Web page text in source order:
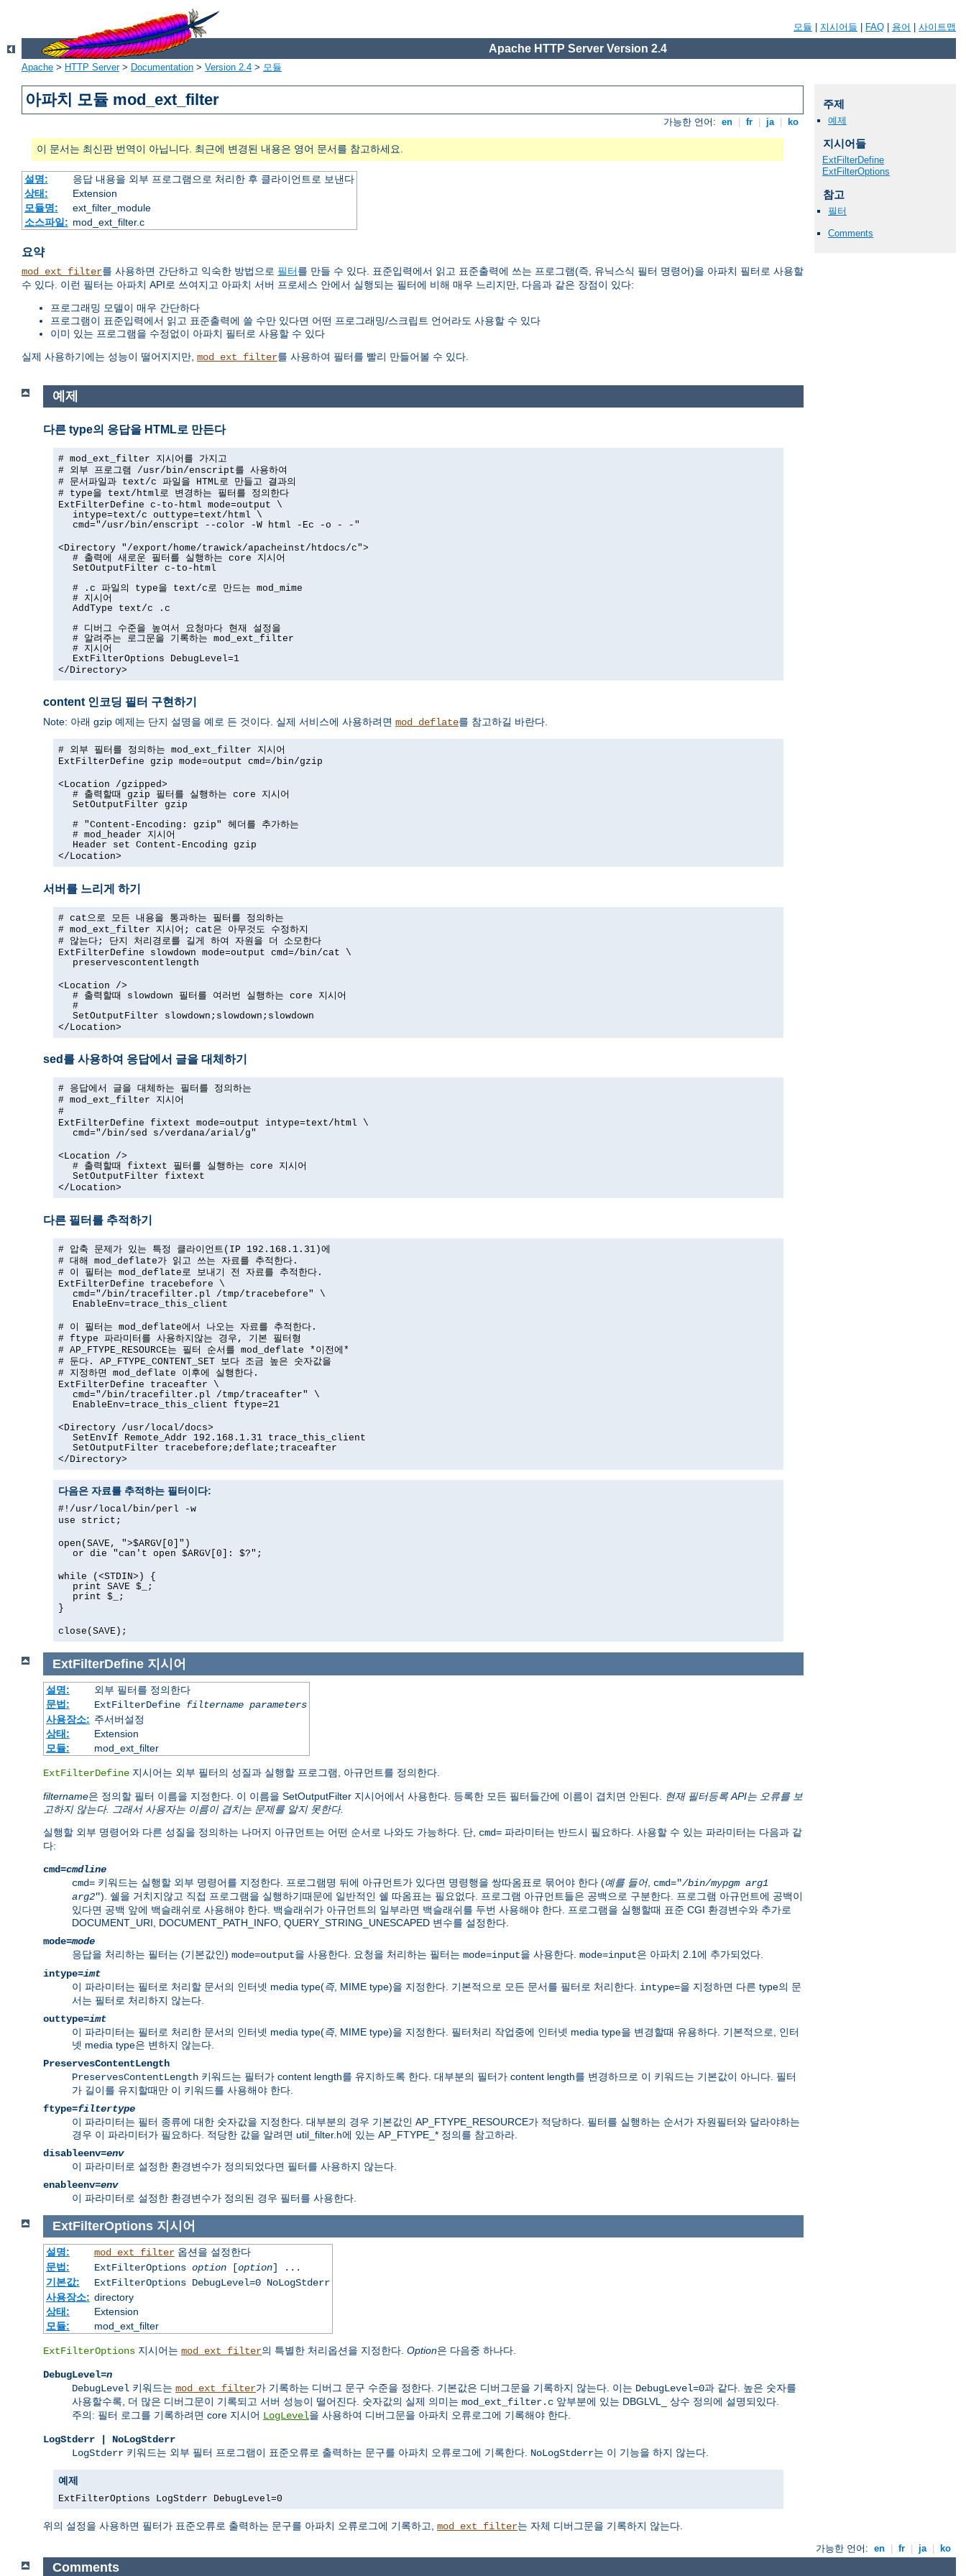
모듈 지시어들 FAQ 용어 사이트맵
Apache HTTP Server Version 2.4
Apache > HTTP Server> Documentation > Version 2.4 > 모듈
아파치 모듈 mod_ext_filter
가능한 언어: en fr ja ko
이 문서는 최신판 번역이 아닙니다. 최근에 변경된 내용은 영어 문서를 참고하세요.
설명:
응답 내용을 외부 프로그램으로 처리한 후 클라이언트로 보낸다
상태:
Extension
모듈명:
ext_filter_module
소스파일: mod_ext_filter.c
요약
mod_ext_filter를 사용하면 간단하고 익숙한 방법으로 필터를 만들 수 있다. 표준입력에서 읽고 표준출력에 쓰는 프로그램(즉, 유닉스식 필터 명령어)을 아파치 필터로 사용할
수 있다. 이런 필터는 아파치 API로 쓰여지고 아파치 서버 프로세스 안에서 실행되는 필터에 비해 매우 느리지만, 다음과 같은 장점이 있다:
프로그래밍 모델이 매우 간단하다
프로그램이 표준입력에서 읽고 표준출력에 쓸 수만 있다면 어떤 프로그래밍/스크립트 언어라도 사용할 수 있다
이미 있는 프로그램을 수정없이 아파치 필터로 사용할 수 있다
실제 사용하기에는 성능이 떨어지지만, mod_ext_filter를 사용하여 필터를 빨리 만들어볼 수 있다.
주제
예제
지시어들
ExtFilterDefine
ExtFilterOptions
참고
필터
Comments
예제
다른 type의 응답을 HTML로 만든다
# mod_ext_filter 지시어를 가지고
# 외부 프로그램 /usr/bin/enscript를 사용하여
# 문서파일과 text/c 파일을 HTML로 만들고 결과의
# type을 text/html로 변경하는 필터를 정의한다
ExtFilterDefine c-to-html mode=output \
intype=text/c outtype=text/html \
cmd="/usr/bin/enscript --color -W html -Ec -o - -"
<Directory "/export/home/trawick/apacheinst/htdocs/c">
# 출력에 새로운 필터를 실행하는 core 지시어
SetOutputFilter c-to-html
# .c 파일의 type을 text/c로 만드는 mod_mime
# 지시어
AddType text/c .c
# 디버그 수준을 높여서 요청마다 현재 설정을
# 알려주는 로그문을 기록하는 mod_ext_filter
# 지시어
ExtFilterOptions DebugLevel=1
</Directory>
content 인코딩 필터 구현하기
Note: 아래 gzip 예제는 단지 설명을 예로 든 것이다. 실제 서비스에 사용하려면 mod_deflate를 참고하길 바란다.
# 외부 필터를 정의하는 mod_ext_filter 지시어
ExtFilterDefine gzip mode=output cmd=/bin/gzip
<Location /gzipped>
# 출력할때 gzip 필터를 실행하는 core 지시어
SetOutputFilter gzip
# "Content-Encoding: gzip" 헤더를 추가하는
# mod_header 지시어
Header set Content-Encoding gzip
</Location>
서버를 느리게 하기
# cat으로 모든 내용을 통과하는 필터를 정의하는
# mod_ext_filter 지시어; cat은 아무것도 수정하지
# 않는다; 단지 처리경로를 길게 하여 자원을 더 소모한다
ExtFilterDefine slowdown mode=output cmd=/bin/cat \
preservescontentlength
<Location />
# 출력할때 slowdown 필터를 여러번 실행하는 core 지시어
#
SetOutputFilter slowdown;slowdown;slowdown
</Location>
sed를 사용하여 응답에서 글을 대체하기
# 응답에서 글을 대체하는 필터를 정의하는
# mod_ext_filter 지시어
#
ExtFilterDefine fixtext mode=output intype=text/html \
cmd="/bin/sed s/verdana/arial/g"
<Location />
# 출력할때 fixtext 필터를 실행하는 core 지시어
SetOutputFilter fixtext
</Location>
다른 필터를 추적하기
# 압축 문제가 있는 특정 클라이언트(IP 192.168.1.31)에
# 대해 mod_deflate가 읽고 쓰는 자료를 추적한다.
# 이 필터는 mod_deflate로 보내기 전 자료를 추적한다.
ExtFilterDefine tracebefore \
cmd="/bin/tracefilter.pl /tmp/tracebefore" \
EnableEnv=trace_this_client
# 이 필터는 mod_deflate에서 나오는 자료를 추적한다.
# ftype 파라미터를 사용하지않는 경우, 기본 필터형
# AP_FTYPE_RESOURCE는 필터 순서를 mod_deflate *이전에*
# 둔다. AP_FTYPE_CONTENT_SET 보다 조금 높은 숫자값을
# 지정하면 mod_deflate 이후에 실행한다.
ExtFilterDefine traceafter \
cmd="/bin/tracefilter.pl /tmp/traceafter" \
EnableEnv=trace_this_client ftype=21
<Directory /usr/local/docs>
SetEnvIf Remote_Addr 192.168.1.31 trace_this_client
SetOutputFilter tracebefore;deflate;traceafter
</Directory>
다음은 자료를 추적하는 필터이다:
#!/usr/local/bin/perl -w
use strict;
open(SAVE, ">$ARGV[0]")
or die "can't open $ARGV[0]: $?";
while (<STDIN>) {
print SAVE $_;
print $_;
}
close(SAVE);
ExtFilterDefine 지시어
설명:
외부 필터를 정의한다
문법:
ExtFilterDefine filtername parameters
사용장소: 주서버설정
상태:
Extension
모듈:
mod_ext_filter
ExtFilterDefine 지시어는 외부 필터의 성질과 실행할 프로그램, 아규먼트를 정의한다.
filtername은 정의할 필터 이름을 지정한다. 이 이름을 SetOutputFilter 지시어에서 사용한다. 등록한 모든 필터들간에 이름이 겹치면 안된다.
현재 필터등록 API는 오류를 보
고하지 않는다. 그래서 사용자는 이름이 겹치는 문제를 알지 못한다.
실행할 외부 명령어와 다른 성질을 정의하는 나머지 아규먼트는 어떤 순서로 나와도 가능하다. 단, cmd= 파라미터는 반드시 필요하다. 사용할 수 있는 파라미터는 다음과 같
다:
cmd=cmdline
cmd= 키워드는 실행할 외부 명령어를 지정한다. 프로그램명 뒤에 아규먼트가 있다면 명령행을 쌍따옴표로 묶어야 한다 (예를 들어, cmd="/bin/mypgm arg1
arg2"). 쉘을 거치지않고 직접 프로그램을 실행하기때문에 일반적인 쉘 따옴표는 필요없다. 프로그램 아규먼트들은 공백으로 구분한다. 프로그램 아규먼트에 공백이
있다면 공백 앞에 백슬래쉬로 사용해야 한다. 백슬래쉬가 아규먼트의 일부라면 백슬래쉬를 두번 사용해야 한다. 프로그램을 실행할때 표준 CGI 환경변수와 추가로
DOCUMENT_URI, DOCUMENT_PATH_INFO, QUERY_STRING_UNESCAPED 변수를 설정한다.
mode=mode
응답을 처리하는 필터는 (기본값인) mode=output을 사용한다. 요청을 처리하는 필터는 mode=input을 사용한다. mode=input은 아파치 2.1에 추가되었다.
intype=imt
이 파라미터는 필터로 처리할 문서의 인터넷 media type(즉, MIME type)을 지정한다. 기본적으로 모든 문서를 필터로 처리한다. intype=을 지정하면 다른 type의 문
서는 필터로 처리하지 않는다.
outtype=imt
이 파라미터는 필터로 처리한 문서의 인터넷 media type(즉, MIME type)을 지정한다. 필터처리 작업중에 인터넷 media type을 변경할때 유용하다. 기본적으로, 인터
넷 media type은 변하지 않는다.
PreservesContentLength
PreservesContentLength 키워드는 필터가 content length를 유지하도록 한다. 대부분의 필터가 content length를 변경하므로 이 키워드는 기본값이 아니다. 필터
가 길이를 유지할때만 이 키워드를 사용해야 한다.
ftype=filtertype
이 파라미터는 필터 종류에 대한 숫자값을 지정한다. 대부분의 경우 기본값인 AP_FTYPE_RESOURCE가 적당하다. 필터를 실행하는 순서가 자원필터와 달라야하는
경우 이 파라미터가 필요하다. 적당한 값을 알려면 util_filter.h에 있는 AP_FTYPE_* 정의를 참고하라.
disableenv=env
이 파라미터로 설정한 환경변수가 정의되었다면 필터를 사용하지 않는다.
enableenv=env
이 파라미터로 설정한 환경변수가 정의된 경우 필터를 사용한다.
ExtFilterOptions 지시어
설명: mod_ext_filter옵션을 설정한다
문법:
ExtFilterOptions option[option] ...
기본값:
ExtFilterOptions DebugLevel=0 NoLogStderr
사용장소: directory
상태:
Extension
모듈:
mod_ext_filter
ExtFilterOptions 지시어는 mod_ext_filter의 특별한 처리옵션을 지정한다. Option은 다음중 하나다.
DebugLevel=n
DebugLevel 키워드는 mod_ext_filter가 기록하는 디버그 문구 수준을 정한다. 기본값은 디버그문을 기록하지 않는다. 이는 DebugLevel=0과 같다. 높은 숫자를
사용할수록, 더 많은 디버그문이 기록되고 서버 성능이 떨어진다. 숫자값의 실제 의미는 mod_ext_filter.c 앞부분에 있는 DBGLVL_ 상수 정의에 설명되있다.
주의: 필터 로그를 기록하려면 core 지시어 LogLevel을 사용하여 디버그문을 아파치 오류로그에 기록해야 한다.
LogStderr | NoLogStderr
LogStderr 키워드는 외부 필터 프로그램이 표준오류로 출력하는 문구를 아파치 오류로그에 기록한다. NoLogStderr는 이 기능을 하지 않는다.
예제
ExtFilterOptions LogStderr DebugLevel=0
위의 설정을 사용하면 필터가 표준오류로 출력하는 문구를 아파치 오류로그에 기록하고, mod_ext_filter는 자체 디버그문을 기록하지 않는다.
가능한 언어: en fr ja ko
Comments